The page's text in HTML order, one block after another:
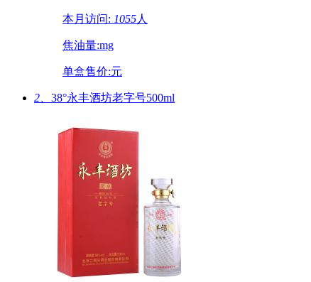
本月访问: 1055人
焦油量:mg
单盒售价:元
2、 38°永丰酒坊老字号500ml